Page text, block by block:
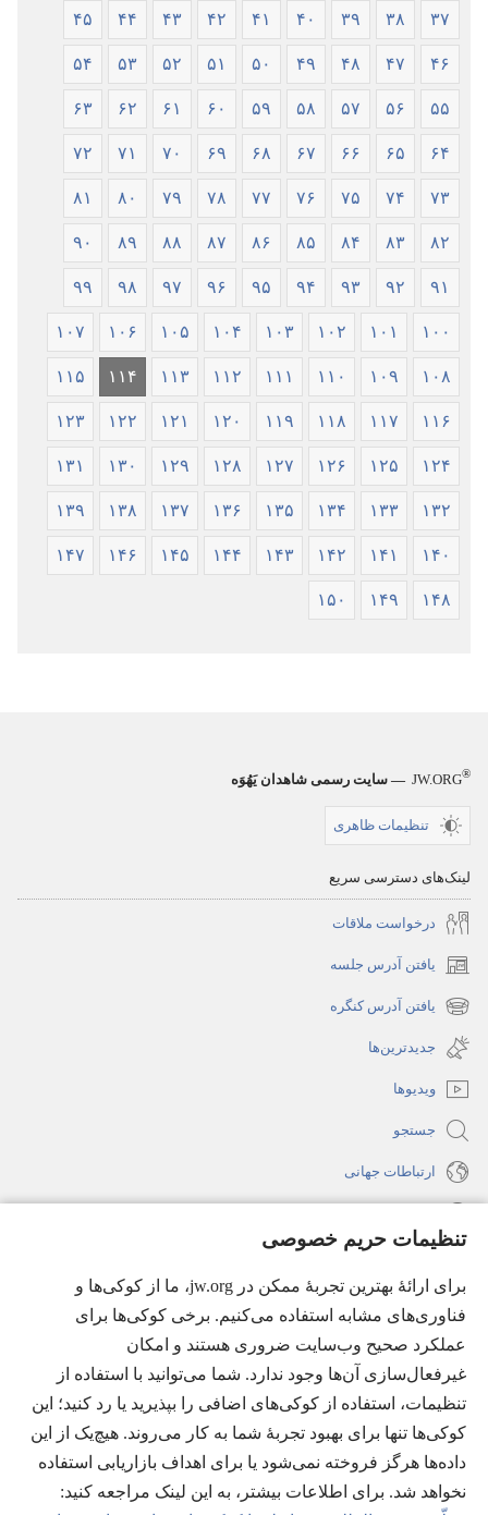
تنظیمات حریم خصوصی
برای ارائهٔ بهترین تجربهٔ ممکن در jw.org، ما از کوکی‌ها و
فناوری‌های مشابه استفاده می‌کنیم. برخی کوکی‌ها برای
عملکرد صحیح وب‌سایت ضروری هستند و امکان
غیرفعال‌سازی آن‌ها وجود ندارد. شما می‌توانید با استفاده از
تنظیمات، استفاده از کوکی‌های اضافی را بپذیرید یا رد کنید؛ این
کوکی‌ها تنها برای بهبود تجربهٔ شما به کار می‌روند. هیچ‌یک از این
داده‌ها هرگز فروخته نمی‌شود یا برای اهداف بازاریابی استفاده
نخواهد شد. برای اطلاعات بیشتر، به این لینک مراجعه کنید:‏
۳۷ ۳۸ ۳۹ ۴۰ ۴۱ ۴۲ ۴۳ ۴۴ ۴۵
۴۶ ۴۷ ۴۸ ۴۹ ۵۰ ۵۱ ۵۲ ۵۳ ۵۴
۵۵ ۵۶ ۵۷ ۵۸ ۵۹ ۶۰ ۶۱ ۶۲ ۶۳
۶۴ ۶۵ ۶۶ ۶۷ ۶۸ ۶۹ ۷۰ ۷۱ ۷۲
۷۳ ۷۴ ۷۵ ۷۶ ۷۷ ۷۸ ۷۹ ۸۰ ۸۱
۸۲ ۸۳ ۸۴ ۸۵ ۸۶ ۸۷ ۸۸ ۸۹ ۹۰
۹۱ ۹۲ ۹۳ ۹۴ ۹۵ ۹۶ ۹۷ ۹۸ ۹۹
۱۰۰ ۱۰۱ ۱۰۲ ۱۰۳ ۱۰۴ ۱۰۵ ۱۰۶ ۱۰۷
۱۰۸ ۱۰۹ ۱۱۰ ۱۱۱ ۱۱۲ ۱۱۳ ۱۱۴ ۱۱۵
۱۱۶ ۱۱۷ ۱۱۸ ۱۱۹ ۱۲۰ ۱۲۱ ۱۲۲ ۱۲۳
۱۲۴ ۱۲۵ ۱۲۶ ۱۲۷ ۱۲۸ ۱۲۹ ۱۳۰ ۱۳۱
۱۳۲ ۱۳۳ ۱۳۴ ۱۳۵ ۱۳۶ ۱۳۷ ۱۳۸ ۱۳۹
۱۴۰ ۱۴۱ ۱۴۲ ۱۴۳ ۱۴۴ ۱۴۵ ۱۴۶ ۱۴۷
۱۴۸ ۱۴۹ ۱۵۰
JW.ORG® — سایت رسمی شاهدان یَهُوَه
تنظیمات ظاهری
لینک‌های دسترسی سریع
درخواست ملاقات
یافتن آدرس جلسه
(پنجره‌ای
جدید
می‌شود)
یافتن آدرس کنگره
(پنجره‌ای
جدید
باز
می‌شود)
جدیدترین‌ها
ویدیوها
جستجو
ارتباطات جهانی
(پنجره‌ای
جدید
می‌شود)
(پنجره‌ای
جدید
می‌شود)
JW Hub
®
(پنجره‌ای
باز
می‌شود)
®
JW Library
Watchtower Library